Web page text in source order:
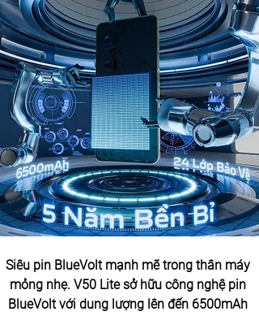
Siêu pin BlueVolt mạnh mẽ trong thân máy
mỏng nhẹ. V50 Lite sở hữu công nghệ pin
BlueVolt với dung lượng lên đến 6500mAh